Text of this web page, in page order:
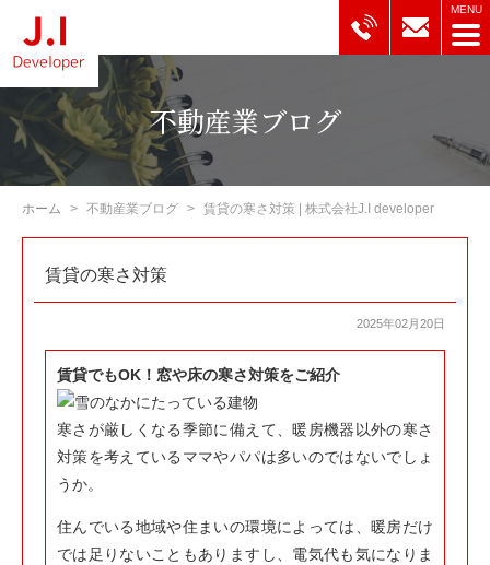
不動産業ブログ
ホーム 不動産業ブログ 賃貸の寒さ対策 | 株式会社J.I developer
賃貸の寒さ対策
2025年02月20日
賃貸でもOK！窓や床の寒さ対策をご紹介
寒さが厳しくなる季節に備えて、暖房機器以外の寒さ
対策を考えているママやパパは多いのではないでしょ
うか。
住んでいる地域や住まいの環境によっては、暖房だけ
では足りないこともありますし、電気代も気になりま